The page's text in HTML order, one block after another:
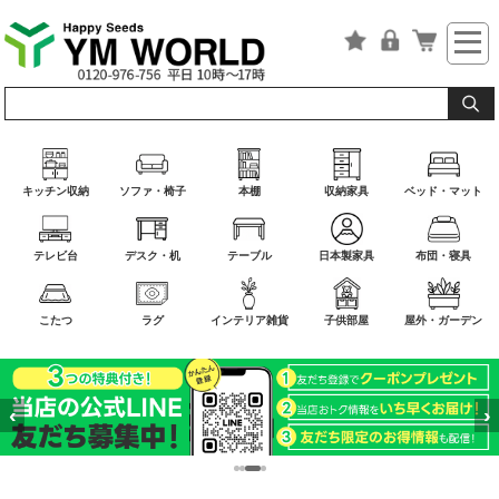
キッチン収納 ソファ・椅子 本棚 収納家具 ベッド・マット
テレビ台 デスク・机 テーブル 日本製家具 布団・寝具
こたつ ラグ インテリア雑貨 子供部屋 屋外・ガーデン
‹ ›